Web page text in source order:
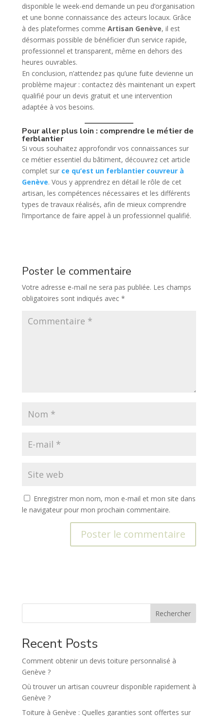
disponible le week-end demande un peu d’organisation
et une bonne connaissance des acteurs locaux. Grâce
à des plateformes comme Artisan Genève, il est
désormais possible de bénéficier d’un service rapide,
professionnel et transparent, même en dehors des
heures ouvrables.
En conclusion, n’attendez pas qu’une fuite devienne un
problème majeur : contactez dès maintenant un expert
qualifié pour un devis gratuit et une intervention
adaptée à vos besoins.
Pour aller plus loin : comprendre le métier de
ferblantier
Si vous souhaitez approfondir vos connaissances sur
ce métier essentiel du bâtiment, découvrez cet article
complet sur ce qu’est un ferblantier couvreur à
Genève. Vous y apprendrez en détail le rôle de cet
artisan, les compétences nécessaires et les différents
types de travaux réalisés, afin de mieux comprendre
l’importance de faire appel à un professionnel qualifié.
Poster le commentaire
Votre adresse e-mail ne sera pas publiée. Les champs
obligatoires sont indiqués avec *
Enregistrer mon nom, mon e-mail et mon site dans
le navigateur pour mon prochain commentaire.
i
e
:
Rechercher
Recent Posts
Comment obtenir un devis toiture personnalisé à
Genève ?
Où trouver un artisan couvreur disponible rapidement à
Genève ?
Toiture à Genève : Quelles garanties sont offertes sur